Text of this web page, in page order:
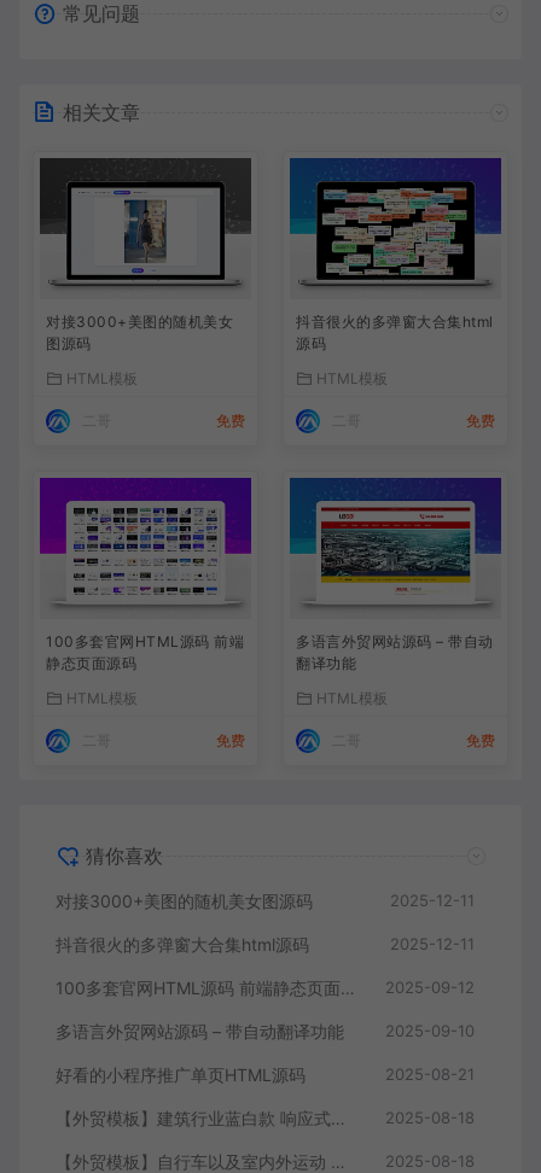
常见问题
相关文章
对接3000+美图的随机美女
图源码
HTML模板
免费
抖音很火的多弹窗大合集html
源码
HTML模板
免费
100多套官网HTML源码 前端
静态页面源码
HTML模板
免费
多语言外贸网站源码 – 带自动
翻译功能
HTML模板
免费
猜你喜欢
对接3000+美图的随机美女图源码 2025-12-11
抖音很火的多弹窗大合集html源码 2025-12-11
100多套官网HTML源码 前端静态页面源码 2025-09-12
多语言外贸网站源码 – 带自动翻译功能 2025-09-10
好看的小程序推广单页HTML源码 2025-08-21
【外贸模板】建筑行业蓝白款 响应式模板静态html文件 2025-08-18
【外贸模板】自行车以及室内外运动 黑灰 响应式模板静态html文件 2025-08-18